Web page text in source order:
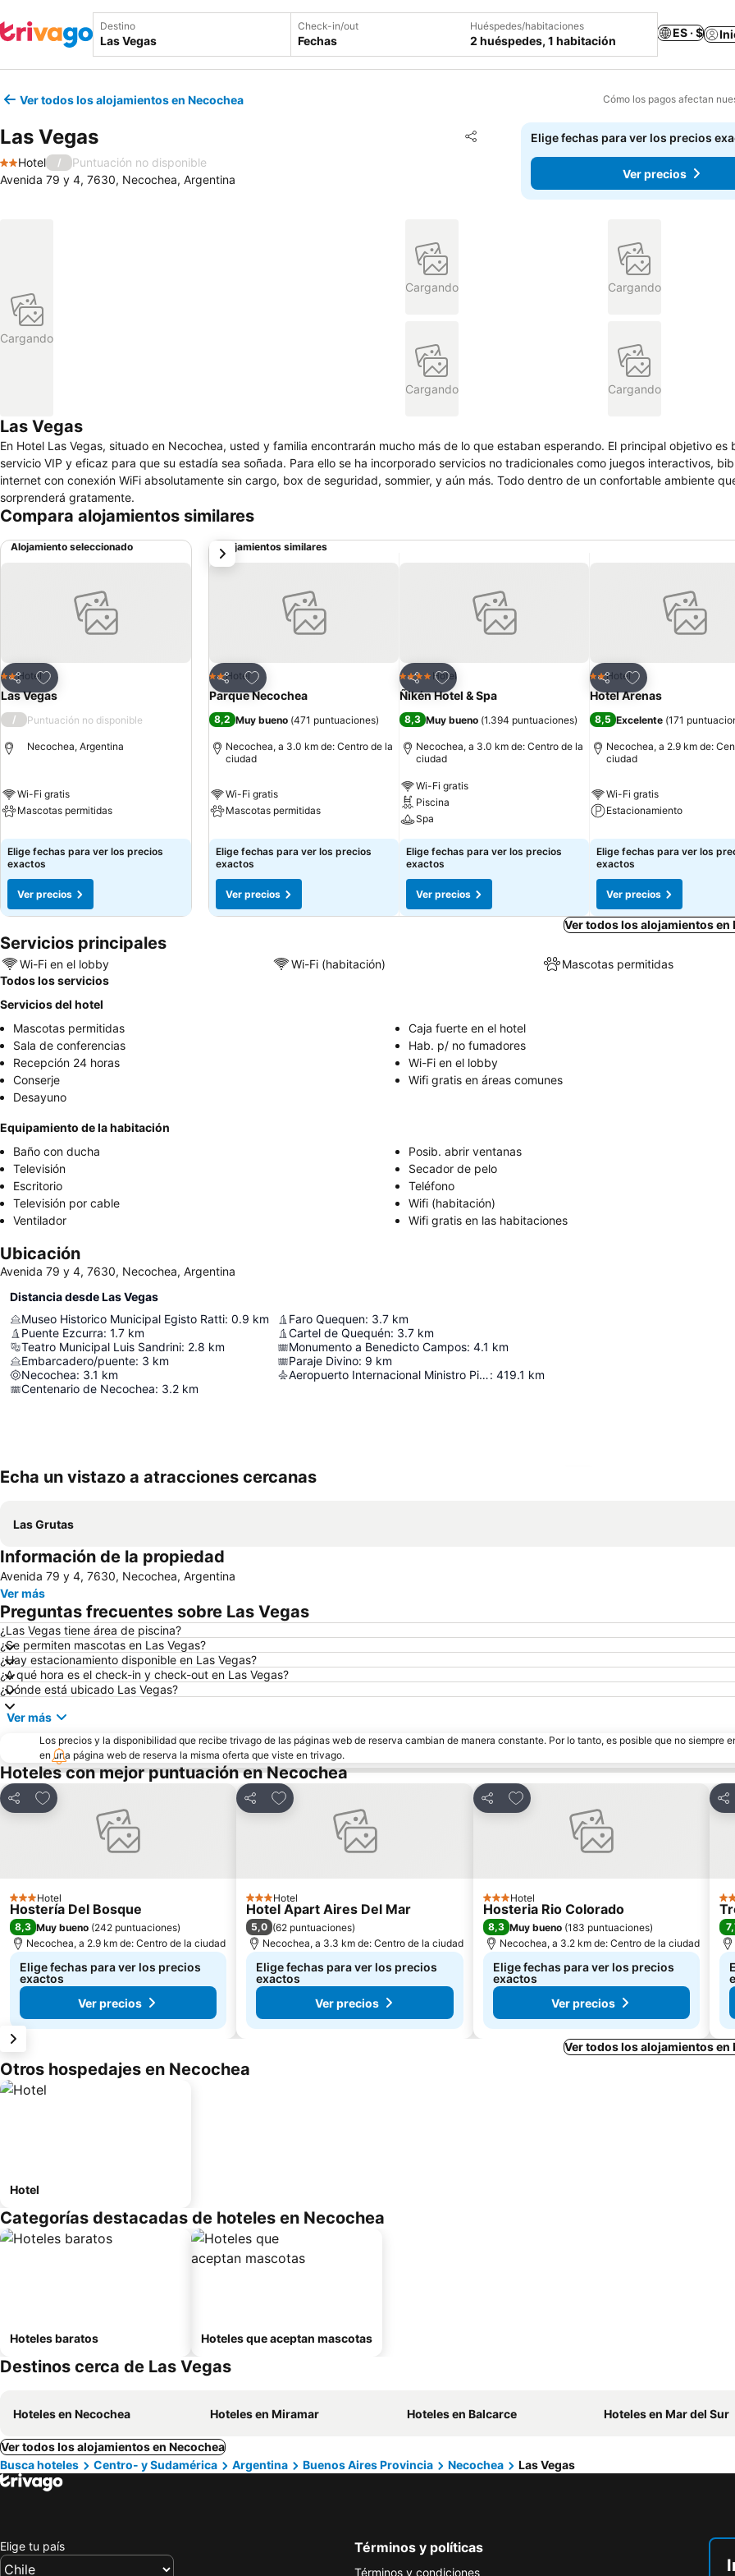
Destino Check-in/out
Fechas
Huéspedes/habitaciones
2 huéspedes, 1 habitación
ES · $
Ver todos los alojamientos en Necochea Cómo los pagos afectan
Las Vegas Compartir
Agregar a favoritos
2 Estrellas
Hotel /
Puntuación no disponible
Avenida 79 y 4, 7630, Necochea, Argentina
Elige fechas para ver los precios
Ver precios
Cargando
Cargando Cargando
Cargando Cargando
Las Vegas
En Hotel Las Vegas, situado en Necochea, usted y familia encontrarán mucho más de lo que estaban esperando. El principal objetivo es
servicio VIP y eficaz para que su estadía sea soñada. Para ello se ha incorporado servicios no tradicionales como juegos interactivos,
internet con conexión WiFi absolutamente sin cargo, box de seguridad, sommier, y aún más. Todo dentro de un confortable ambiente
sorprenderá gratamente.
Compara alojamientos similares
Alojamiento seleccionado
Compartir
Agregar a favoritos
2 Estrellas
Hotel
Las Vegas
/ Puntuación no disponible
Necochea, Argentina
Wi-Fi gratis
Mascotas permitidas
Elige fechas para ver los precios
exactos
Ver precios
Alojamientos similares
Compartir
Agregar a favoritos
2 Estrellas
Hotel
Parque Necochea
8,2 Muy bueno (471 puntuaciones)
Necochea, a 3.0 km de: Centro de la
ciudad
Wi-Fi gratis
Mascotas permitidas
Elige fechas para ver los precios
exactos
Ver precios
Compartir
Agregar a favoritos
4 EstrellasHotel
Ñikén Hotel & Spa
8,3 Muy bueno (1.394 puntuaciones)
Necochea, a 3.0 km de: Centro de la
ciudad
Wi-Fi gratis
Piscina
Spa
Elige fechas para ver los precios
exactos
Ver precios
Compartir
Agregar a
2 Estrellas
Hotel
Hotel Arenas
8,5 Excelente (171
Necochea, a 2.9 km de:
ciudad
Wi-Fi gratis
Estacionamiento
Elige fechas para ver los
exactos
Ver precios
siguiente
Ver todos los alojamientos en
Servicios principales
Wi-Fi en el lobby Wi-Fi (habitación)
Mascotas permitidas
Todos los servicios
Servicios del hotel
Mascotas permitidas
Caja fuerte en el hotel
Sala de conferencias
Hab. p/ no fumadores
Recepción 24 horas
Wi-Fi en el lobby
Conserje
Wifi gratis en áreas comunes
Desayuno
Equipamiento de la habitación
Baño con ducha
Posib. abrir ventanas
Televisión
Secador de pelo
Escritorio
Teléfono
Televisión por cable
Wifi (habitación)
Ventilador
Wifi gratis en las habitaciones
Ubicación
Avenida 79 y 4, 7630, Necochea, Argentina
Distancia desde Las Vegas
Museo Historico Municipal Egisto Ratti: 0.9 km
Puente Ezcurra: 1.7 km
Teatro Municipal Luis Sandrini: 2.8 km
Embarcadero/puente: 3 km
Necochea: 3.1 km
Centenario de Necochea: 3.2 km
Faro Quequen: 3.7 km
Cartel de Quequén: 3.7 km
Monumento a Benedicto Campos: 4.1 km
Paraje Divino: 9 km
Aeropuerto Internacional Ministro Pistarini: 419.1 km
Echa un vistazo a atracciones cercanas
Las Grutas
Información de la propiedad
Avenida 79 y 4, 7630, Necochea, Argentina
Ver más
Preguntas frecuentes sobre Las Vegas
¿Las Vegas tiene área de piscina?
¿Se permiten mascotas en Las Vegas?
¿Hay estacionamiento disponible en Las Vegas?
¿A qué hora es el check-in y check-out en Las Vegas?
¿Dónde está ubicado Las Vegas?
Ver más
Los precios y la disponibilidad que recibe trivago de las páginas web de reserva cambian de manera constante. Por lo tanto, es posible que no siempre
en una página web de reserva la misma oferta que viste en trivago.
Hoteles con mejor puntuación en Necochea
Compartir
Agregar a favoritos
3 Estrellas
Hotel
Hostería Del Bosque
8,3 Muy bueno (242 puntuaciones)
Necochea, a 2.9 km de: Centro de la ciudad
Elige fechas para ver los precios
exactos
Ver precios
Compartir
Agregar a favoritos
3 Estrellas
Hotel
Hotel Apart Aires Del Mar
5,0 (62 puntuaciones)
Necochea, a 3.3 km de: Centro de la ciudad
Elige fechas para ver los precios
exactos
Ver precios
Compartir
Agregar a favoritos
3 Estrellas
Hotel
Hosteria Rio Colorado
8,3 Muy bueno (183 puntuaciones)
Necochea, a 3.2 km de: Centro de la ciudad
Elige fechas para ver los precios
exactos
Ver precios
3
Ver todos los alojamientos en
Otros hospedajes en Necochea
Hotel
Categorías destacadas de hoteles en Necochea
Hoteles baratos Hoteles que aceptan mascotas
Destinos cerca de Las Vegas
Hoteles en Necochea Hoteles en Miramar Hoteles en Balcarce Hoteles en Mar del Sur
Ver todos los alojamientos en Necochea
Busca hoteles
Centro- y Sudamérica Argentina Buenos Aires Provincia Necochea Las Vegas
Elige tu país Términos y políticas
Términos y condiciones